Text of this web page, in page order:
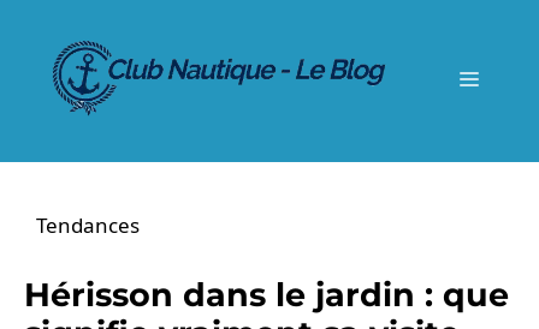
contenu
Menu
Tendances
Hérisson dans le jardin : que